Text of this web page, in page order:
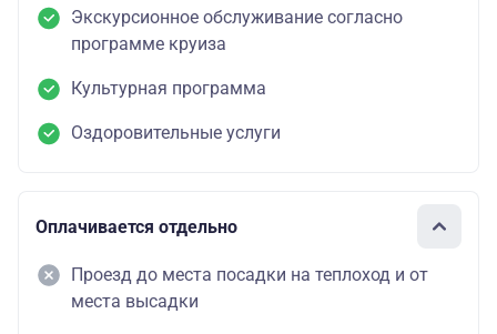
Экскурсионное обслуживание согласно
программе круиза
Культурная программа
Оздоровительные услуги
Оплачивается отдельно
Проезд до места посадки на теплоход и от
места высадки